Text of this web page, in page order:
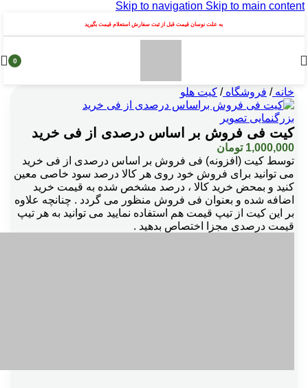
Skip to navigation Skip to main content
به علت نوسان قیمت قبل از ثبت سفارش استعلام قیمت بگیرید
0
خانه/ فروشگاه/ کیت هلو
بزرگنمایی تصویر
کیت فی فروش بر اساس درصدی از فی خرید
1,000,000 تومان
توسط کيت (افزونه) فی فروش بر اساس درصدی از فی خرید
می توانید برای فروش خود روی هر کالا درصد سود خاصی معین
کنید و بمحض خرید کالا ، درصد مشخص شده به قیمت خرید
اضافه شده و بعنوان فی فروش منظور می گردد . چنانچه علاوه
بر این کیت از تیپ قیمت هم استفاده نمایید می توانید به هر تیپ
قیمت درصدی مجزا اختصاص بدهید .